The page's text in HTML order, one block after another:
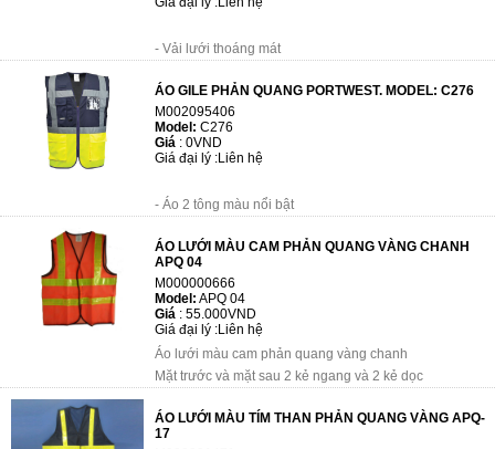
- Vải lưới thoáng mát
- Khóa kéo Zip ở phía trước
- 7 túi chứa đồ
- Phù hợp tiêu chuẩn EN ISO 20471
- Tuân thủ RIS 3279-TOM cho ngành đ...
ÁO GILE PHẢN QUANG PORTWEST. MODEL: C276
M002095406
Model: C276
Giá : 0VND
Giá đại lý :Liên hệ
- Áo 2 tông màu nổi bật
- Có 7 túi chứa đồ
- Chứng nhận EN ISO 20471 sau 50 lần giặt
- Chứng nhận CE
- Thành phần vải: 100%...
ÁO LƯỚI MÀU CAM PHẢN QUANG VÀNG CHANH
APQ 04
M000000666
Model: APQ 04
Giá : 55.000VND
Giá đại lý :Liên hệ
Áo lưới màu cam phản quang vàng chanh
Mặt trước và mặt sau 2 kẻ ngang và 2 kẻ dọc
ÁO LƯỚI MÀU TÍM THAN PHẢN QUANG VÀNG APQ-
17